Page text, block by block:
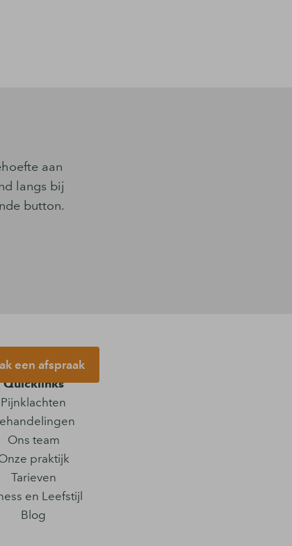
aan
langs bij
button.
een afspraak
Quicklinks
Pijnklachten
Ons team
praktijk
Tarieven
en Leefstijl
Blog